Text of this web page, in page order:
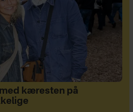
kæresten på